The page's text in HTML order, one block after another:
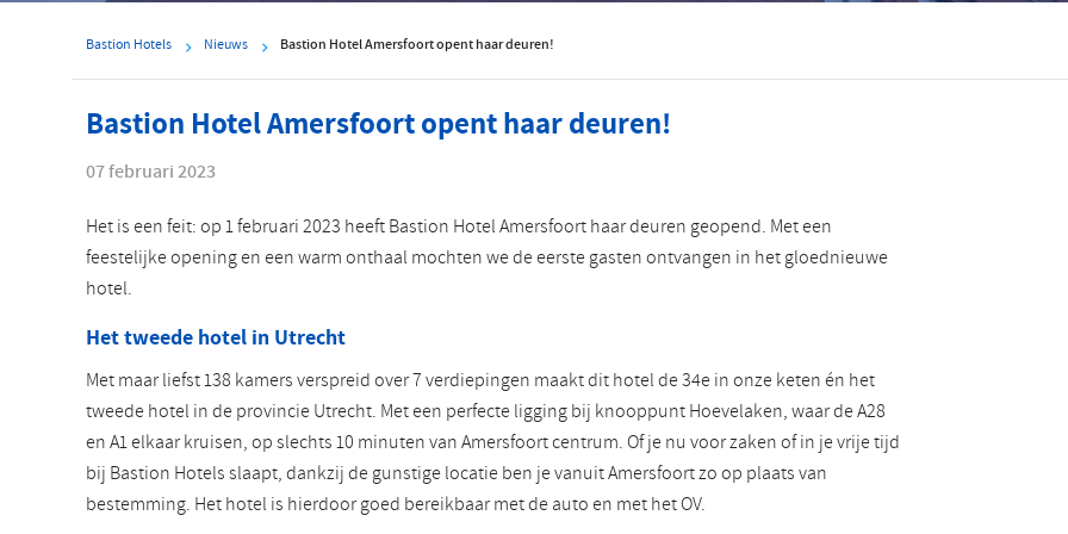
Bastion Hotels Nieuws Bastion Hotel Amersfoort opent haar deuren!
Bastion Hotel Amersfoort opent haar deuren!
07 februari 2023
Het is een feit: op 1 februari 2023 heeft Bastion Hotel Amersfoort haar deuren geopend. Met een
feestelijke opening en een warm onthaal mochten we de eerste gasten ontvangen in het gloednieuwe
hotel.
Het tweede hotel in Utrecht
Met maar liefst 138 kamers verspreid over 7 verdiepingen maakt dit hotel de 34e in onze keten én het
tweede hotel in de provincie Utrecht. Met een perfecte ligging bij knooppunt Hoevelaken, waar de A28
en A1 elkaar kruisen, op slechts 10 minuten van Amersfoort centrum. Of je nu voor zaken of in je vrije tijd
bij Bastion Hotels slaapt, dankzij de gunstige locatie ben je vanuit Amersfoort zo op plaats van
bestemming. Het hotel is hierdoor goed bereikbaar met de auto en met het OV.